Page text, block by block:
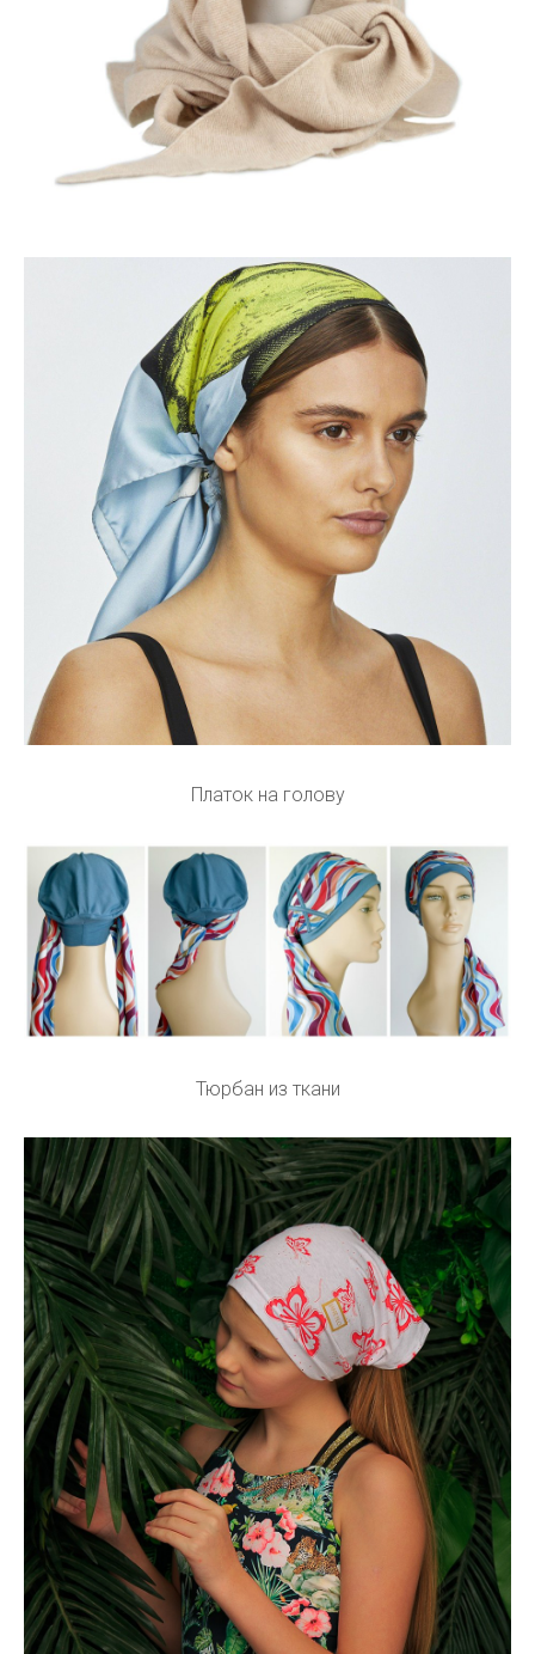
Платок на голову
Тюрбан из ткани